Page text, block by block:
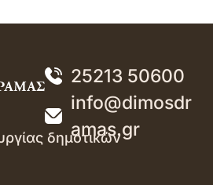
25213 50600
info@dimosdr
amas.gr
δημοτικών